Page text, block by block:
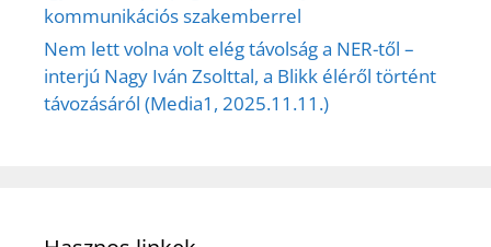
kommunikációs szakemberrel
Nem lett volna volt elég távolság a NER-től –
interjú Nagy Iván Zsolttal, a Blikk éléről történt
távozásáról (Media1, 2025.11.11.)